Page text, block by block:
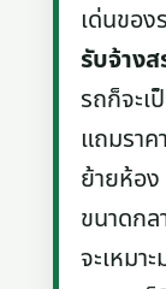
เด่นขอ
รับจ้างส
รถก็จะเ
แถมราค
ย้ายห้อ
ขนาดก
จะเหมา